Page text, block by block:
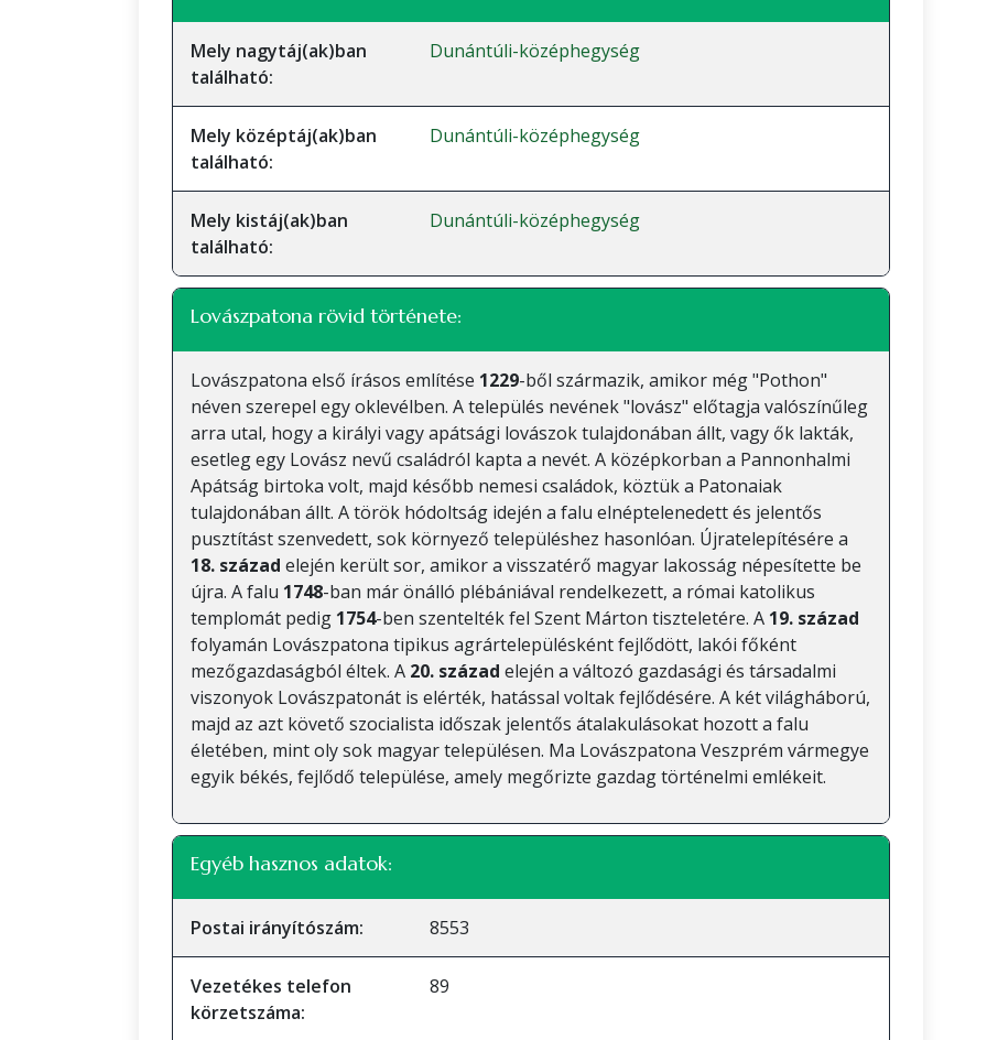
Mely nagytáj(ak)ban
található:
Dunántúli-középhegység
Mely középtáj(ak)ban
található:
Dunántúli-középhegység
Mely kistáj(ak)ban
található:
Dunántúli-középhegység
Lovászpatona rövid története:
Lovászpatona első írásos említése 1229-ből származik, amikor még "Pothon"
néven szerepel egy oklevélben. A település nevének "lovász" előtagja valószínűleg
arra utal, hogy a királyi vagy apátsági lovászok tulajdonában állt, vagy ők lakták,
esetleg egy Lovász nevű családról kapta a nevét. A középkorban a Pannonhalmi
Apátság birtoka volt, majd később nemesi családok, köztük a Patonaiak
tulajdonában állt. A török hódoltság idején a falu elnéptelenedett és jelentős
pusztítást szenvedett, sok környező településhez hasonlóan. Újratelepítésére a
18. század elején került sor, amikor a visszatérő magyar lakosság népesítette be
újra. A falu 1748-ban már önálló plébániával rendelkezett, a római katolikus
templomát pedig 1754-ben szentelték fel Szent Márton tiszteletére. A 19. század
folyamán Lovászpatona tipikus agrártelepülésként fejlődött, lakói főként
mezőgazdaságból éltek. A 20. század elején a változó gazdasági és társadalmi
viszonyok Lovászpatonát is elérték, hatással voltak fejlődésére. A két világháború,
majd az azt követő szocialista időszak jelentős átalakulásokat hozott a falu
életében, mint oly sok magyar településen. Ma Lovászpatona Veszprém vármegye
egyik békés, fejlődő települése, amely megőrizte gazdag történelmi emlékeit.
Egyéb hasznos adatok:
Postai irányítószám: 8553
Vezetékes telefon
körzetszáma:
89